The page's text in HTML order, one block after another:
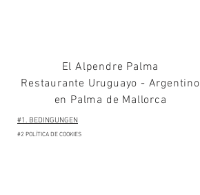
El Alpendre Palma
Restaurante Uruguayo - Argentino
en Palma de Mallorca
#1. BEDINGUNGEN
#2 POLÍTICA DE COOKIES